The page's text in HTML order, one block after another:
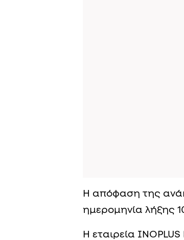
Η απόφαση της
ημερομηνία λήξης
Η εταιρεία